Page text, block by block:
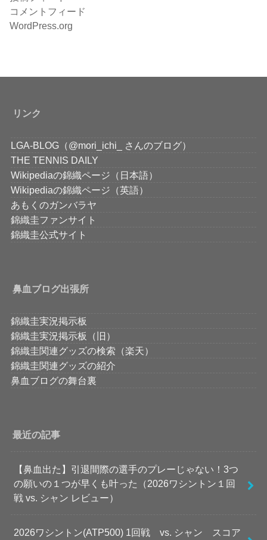
コメントフィード
WordPress.org
リンク
LGA-BLOG（@mori_ichi_ さんのブログ）
THE TENNIS DAILY
Wikipediaの錦織ページ（日本語）
Wikipediaの錦織ページ（英語）
あもくのガンバラヤ
錦織圭ファンサイト
錦織圭公式サイト
鼻血ブログ出張所
錦織圭実況掲示板
錦織圭実況掲示板（旧）
錦織圭関連グッズの検索（楽天）
錦織圭関連グッズの紹介
鼻血ブログの舞台裏
最近の記事
【鼻血出た】引退間際の選手のプレーじゃない！3つ
の願いの１つが早くも叶った（2026ワシントン１回
戦 vs. シャン レビュー）
2026ワシントン(ATP500) 1回戦 vs. シャン スコア